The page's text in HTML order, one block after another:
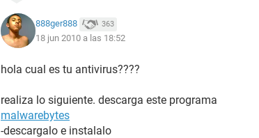
888ger888 363
18 jun 2010 a las 18:52
hola cual es tu antivirus????
realiza lo siguiente. descarga este programa
malwarebytes
-descargalo e instalalo